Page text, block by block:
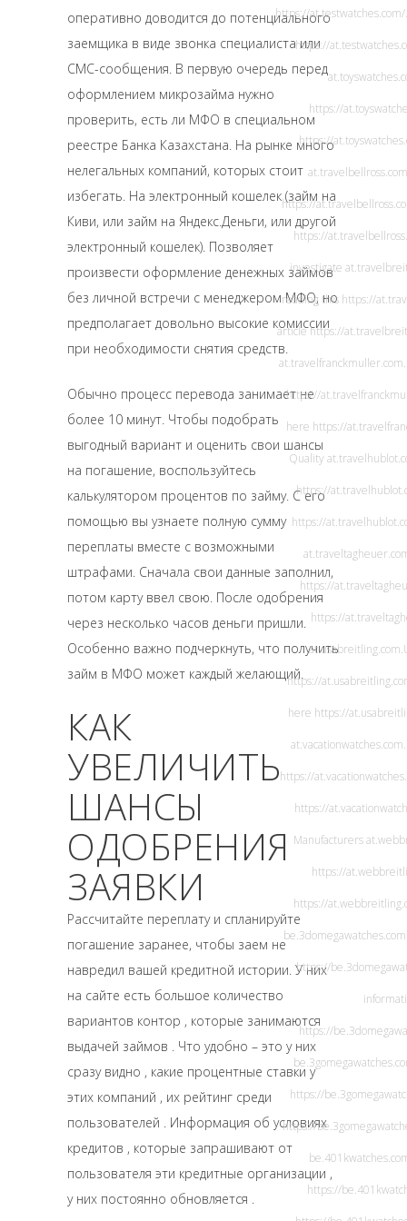
оперативно доводится до потенциального
заемщика в виде звонка специалиста или
СМС-сообщения. В первую очередь перед
оформлением микрозайма нужно
проверить, есть ли МФО в специальном
реестре Банка Казахстана. На рынке много
нелегальных компаний, которых стоит
избегать. На электронный кошелек (займ на
Киви, или займ на Яндекс.Деньги, или другой
электронный кошелек). Позволяет
произвести оформление денежных займов
без личной встречи с менеджером МФО, но
предполагает довольно высокие комиссии
при необходимости снятия средств.
Обычно процесс перевода занимает не
более 10 минут. Чтобы подобрать
выгодный вариант и оценить свои шансы
на погашение, воспользуйтесь
калькулятором процентов по займу. С его
помощью вы узнаете полную сумму
переплаты вместе с возможными
штрафами. Сначала свои данные заполнил,
потом карту ввел свою. После одобрения
через несколько часов деньги пришли.
Особенно важно подчеркнуть, что получить
займ в МФО может каждый желающий.
КАК
УВЕЛИЧИТЬ
ШАНСЫ
ОДОБРЕНИЯ
ЗАЯВКИ
Рассчитайте переплату и спланируйте
погашение заранее, чтобы заем не
навредил вашей кредитной истории. У них
на сайте есть большое количество
вариантов контор , которые занимаются
выдачей займов . Что удобно – это у них
сразу видно , какие процентные ставки у
этих компаний , их рейтинг среди
пользователей . Информация об условиях
кредитов , которые запрашивают от
пользователя эти кредитные организации ,
у них постоянно обновляется .
https://at.testwatches.com/
https://
https://
https://
at.travelbellross.com
https://
https://
investigate
reading this https://
articlehttps://
at.travelfranckmuller.com
https://
here https://
Quality
https://
https://
https://
https://
at.usabreitling.com
https://
here https://
at.vacationwatches.com
https://
https://
Manufacturers
https://
https://
be.3domegawatches.com
https://
https://
https://
https://
https://